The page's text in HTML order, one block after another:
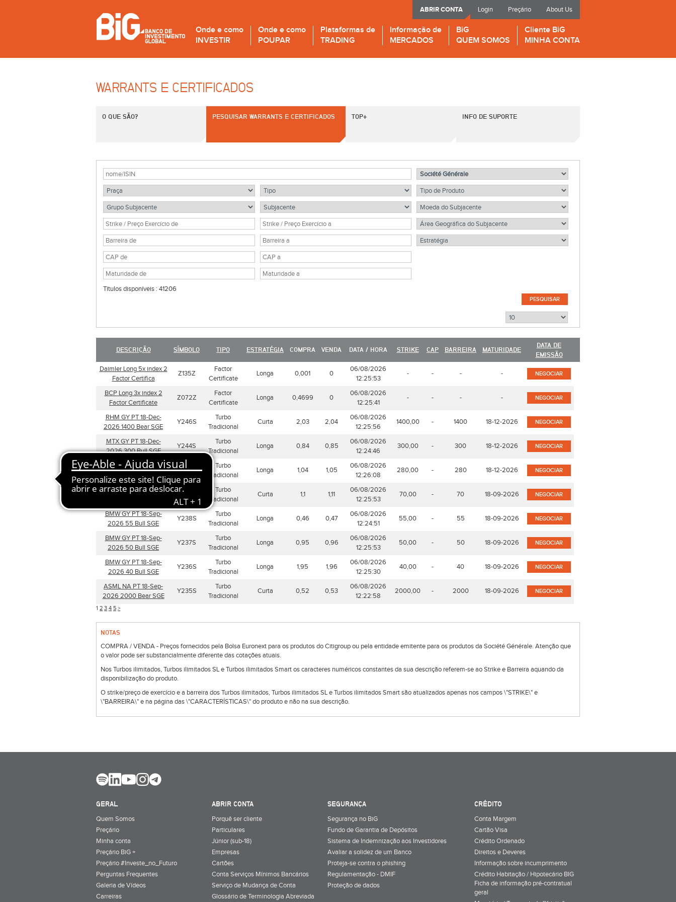
Login Preçário About Us
ABRIR CONTA
Onde e como
INVESTIR
Onde e como
POUPAR
Plataformas de
TRADING
Informação de
MERCADOS
BiG
QUEM SOMOS
Cliente BiG
MINHA CONTA
WARRANTS E CERTIFICADOS
O QUE SÃO? PESQUISAR WARRANTS E CERTIFICADOS TOP+ INFO DE SUPORTE
Títulos disponíveis : 41206
DESCRIÇÃO SÍMBOLO TIPO ESTRATÉGIA COMPRA VENDA DATA / HORA STRIKE CAP BARREIRA MATURIDADE
DATA DE
EMISSÃO
Daimler Long 5x index 2
Factor Certifica
Z135Z
Factor
Certificate
Longa 0,001 0
06/08/2026
12:25:53
- - - - NEGOCIAR
BCP Long 3x index 2
Factor Certificate
Z072Z
Factor
Certificate
Longa 0,4699 0
06/08/2026
12:25:41
- - - - NEGOCIAR
RHM GY PT 18-Dec-
2026 1400 Bear SGE
Y246S
Turbo
Tradicional
Curta 2,03 2,04
06/08/2026
12:25:56
1400,00 - 1400 18-12-2026 NEGOCIAR
MTX GY PT 18-Dec-
2026 300 Bull SGE
Y244S
Turbo
Tradicional
Longa 0,84 0,85
06/08/2026
12:24:46
300,00 - 300 18-12-2026 NEGOCIAR
MTX GY PT 18-Dec-
2026 280 Bull SGE
Y243S
Turbo
Tradicional
Longa 1,04 1,05
06/08/2026
12:26:08
280,00 - 280 18-12-2026 NEGOCIAR
BMW GY PT 18-Sep-
Y242S
Turbo
Tradicional
Curta 1,1 1,11
06/08/2026
12:25:53
70,00 - 70 18-09-2026 NEGOCIAR
BMW GY PT 18-Sep-
2026 55 Bull SGE
Y238S
Turbo
Tradicional
Longa 0,46 0,47
06/08/2026
12:24:51
55,00 - 55 18-09-2026 NEGOCIAR
BMW GY PT 18-Sep-
2026 50 Bull SGE
Y237S
Turbo
Tradicional
Longa 0,95 0,96
06/08/2026
12:25:53
50,00 - 50 18-09-2026 NEGOCIAR
BMW GY PT 18-Sep-
2026 40 Bull SGE
Y236S
Turbo
Tradicional
Longa 1,95 1,96
06/08/2026
12:25:30
40,00 - 40 18-09-2026 NEGOCIAR
ASML NA PT 18-Sep-
2026 2000 Bear SGE
Y235S
Turbo
Tradicional
Curta 0,52 0,53
06/08/2026
12:22:58
2000,00 - 2000 18-09-2026 NEGOCIAR
1 2 3 4 5 >
NOTAS
COMPRA / VENDA - Preços fornecidos pela Bolsa Euronext para os produtos do Citigroup ou pela entidade emitente para os produtos da Société Générale. Atenção que
o valor pode ser substancialmente diferente das cotações atuais.
Nos Turbos ilimitados, Turbos ilimitados SL e Turbos ilimitados Smart os caracteres numéricos constantes da sua descrição referem-se ao Strike e Barreira aquando da
disponibilização do produto.
O strike/preço de exercício e a barreira dos Turbos ilimitados, Turbos ilimitados SL e Turbos ilimitados Smart são atualizados apenas nos campos \"STRIKE\" e
\"BARREIRA\" e na página das \"CARACTERÍSTICAS\" do produto e não na sua descrição.
GERAL
Quem Somos
Preçário
Minha conta
Preçário BiG +
Preçário #Investe_no_Futuro
Perguntas Frequentes
Galeria de Vídeos
Carreiras
ABRIR CONTA
Porquê ser cliente
Particulares
Júnior (sub-18)
Empresas
Cartões
Conta Serviços Mínimos Bancários
Serviço de Mudança de Conta
Glossário de Terminologia Abreviada
SEGURANÇA
Segurança no BiG
Fundo de Garantia de Depósitos
Sistema de Indemnização aos Investidores
Avaliar a solidez de um Banco
Proteja-se contra o phishing
Regulamentação - DMIF
Proteção de dados
CRÉDITO
Conta Margem
Cartão Visa
Crédito Ordenado
Direitos e Deveres
Informação sobre incumprimento
Crédito Habitação / Hipotecário BIG
Ficha de informação pré-contratual
geral